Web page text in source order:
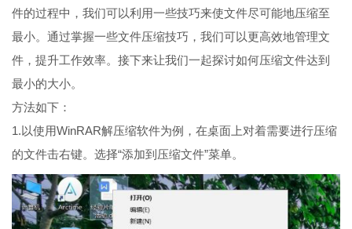
件的过程中，我们可以利用一些技巧来使文件尽可能地压缩至
最小。通过掌握一些文件压缩技巧，我们可以更高效地管理文
件，提升工作效率。接下来让我们一起探讨如何压缩文件达到
最小的大小。
方法如下：
1.以使用WinRAR解压缩软件为例，在桌面上对着需要进行压缩
的文件击右键。选择“添加到压缩文件”菜单。